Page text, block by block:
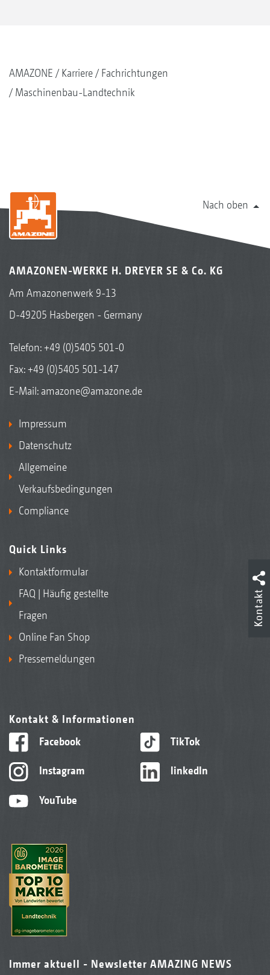
AMAZONE Karriere
Fachrichtungen
Maschinenbau-Landtechnik
Nach oben
AMAZONEN-WERKE H. DREYER SE & Co. KG
Am Amazonenwerk 9-13
D-49205 Hasbergen - Germany
Telefon:+49 (0)5405 501-0
Fax: +49 (0)5405 501-147
E-Mail: amazone@amazone.de
Impressum
Datenschutz
Allgemeine
Verkaufsbedingungen
Compliance
Quick Links
Kontaktformular
FAQ | Häufig gestellte
Fragen
Online Fan Shop
Pressemeldungen
Kontakt & Informationen
Facebook
Instagram
YouTube
TikTok
linkedIn
Immer aktuell - Newsletter AMAZING NEWS
Kontakt